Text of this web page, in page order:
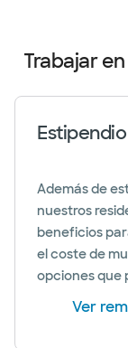
Trabajar
Además de
nuestros
beneficios
el coste de
opciones que
Ver